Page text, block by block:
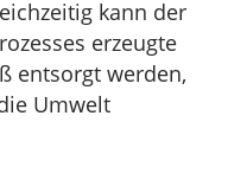
kann der
erzeugte
entsorgt werden,
Umwelt